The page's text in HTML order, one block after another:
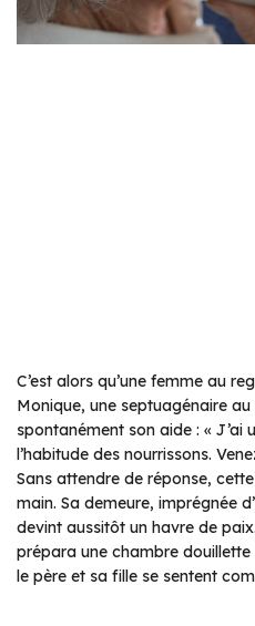
C’est alors qu’une femme au
Monique, une septuagénaire
spontanément son aide : « J’ai
l’habitude des nourrissons.
Sans attendre de réponse,
main. Sa demeure, imprégnée
devint aussitôt un havre de
prépara une chambre
le père et sa fille se sentent